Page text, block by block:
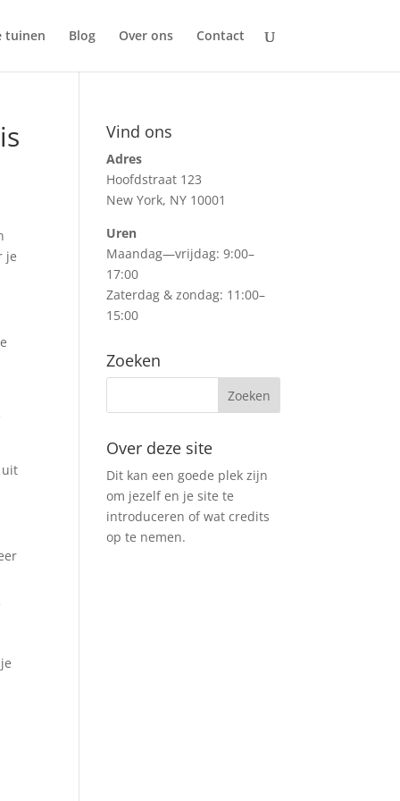
tuinen Blog Over ons Contact
je
uit
Vind ons
Adres
Hoofdstraat 123
New York, NY 10001
Uren
Maandag—vrijdag: 9:00–
17:00
Zaterdag & zondag: 11:00–
15:00
Zoeken
Over deze site
Dit kan een goede plek zijn
om jezelf en je site te
introduceren of wat credits
op te nemen.